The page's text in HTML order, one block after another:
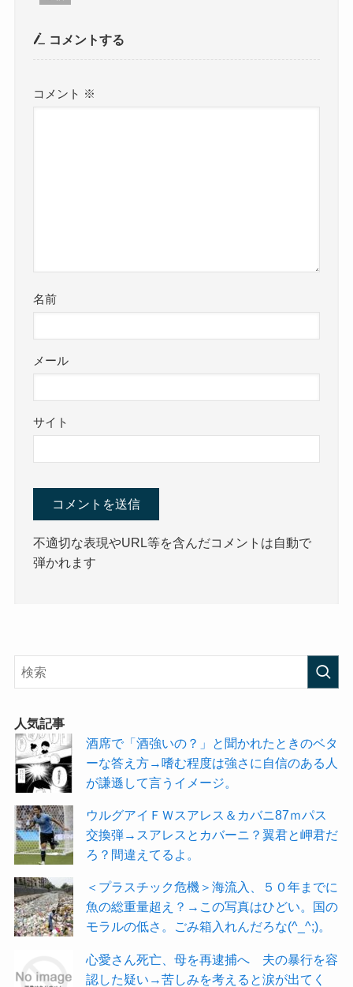
コメントする
コメント ※
名前
メール
サイト
不適切な表現やURL等を含んだコメントは自動で
弾かれます
人気記事
酒席で「酒強いの？」と聞かれたときのベタ
ーな答え方→嗜む程度は強さに自信のある人
が謙遜して言うイメージ。
ウルグアイＦＷスアレス＆カバニ87ｍパス
交換弾→スアレスとカバーニ？翼君と岬君だ
ろ？間違えてるよ。
＜プラスチック危機＞海流入、５０年までに
魚の総重量超え？→この写真はひどい。国の
モラルの低さ。ごみ箱入れんだろな(^_^;)。
心愛さん死亡、母を再逮捕へ 夫の暴行を容
認した疑い→苦しみを考えると涙が出てく